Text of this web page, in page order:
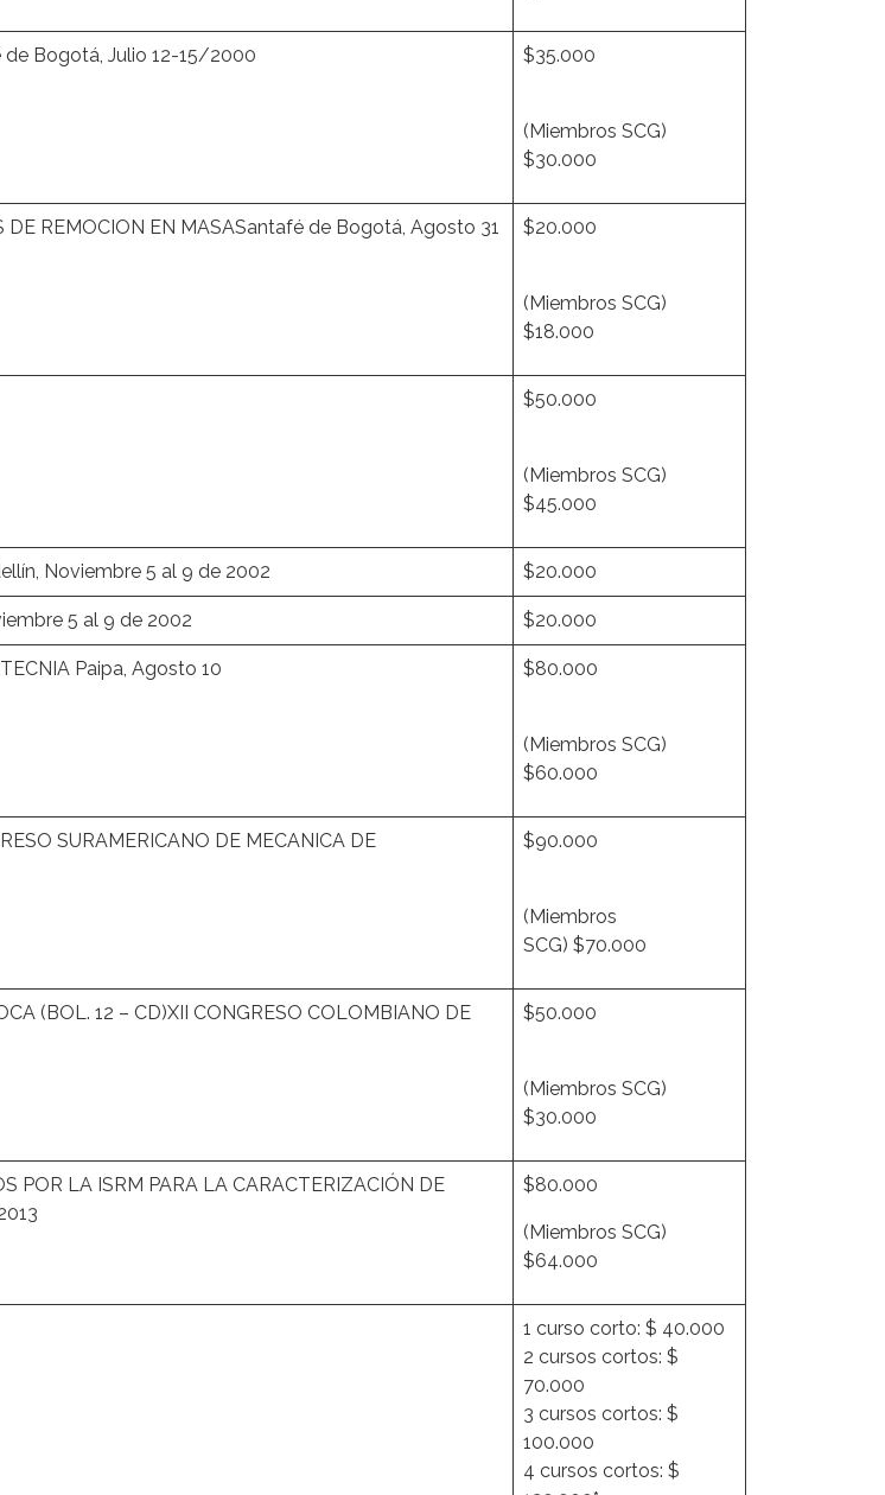
de Bogotá, Julio 12-15/2000 $35.000
(Miembros SCG)
$30.000
DE REMOCION EN MASASantafé de Bogotá, Agosto 31
$20.000
(Miembros SCG)
$18.000
$50.000
(Miembros SCG)
$45.000
Noviembre 5 al 9 de 2002 $20.000
5 al 9 de 2002 $20.000
Paipa, Agosto 10
$80.000
(Miembros SCG)
$60.000
SURAMERICANO DE MECANICA DE
$90.000
(Miembros
SCG) $70.000
(BOL. 12 – CD)XII CONGRESO COLOMBIANO DE
$50.000
(Miembros SCG)
$30.000
POR LA ISRM PARA LA CARACTERIZACIÓN DE
$80.000
(Miembros SCG)
$64.000
1 curso corto: $ 40.000
2 cursos cortos: $
70.000
3 cursos cortos: $
100.000
4 cursos cortos: $